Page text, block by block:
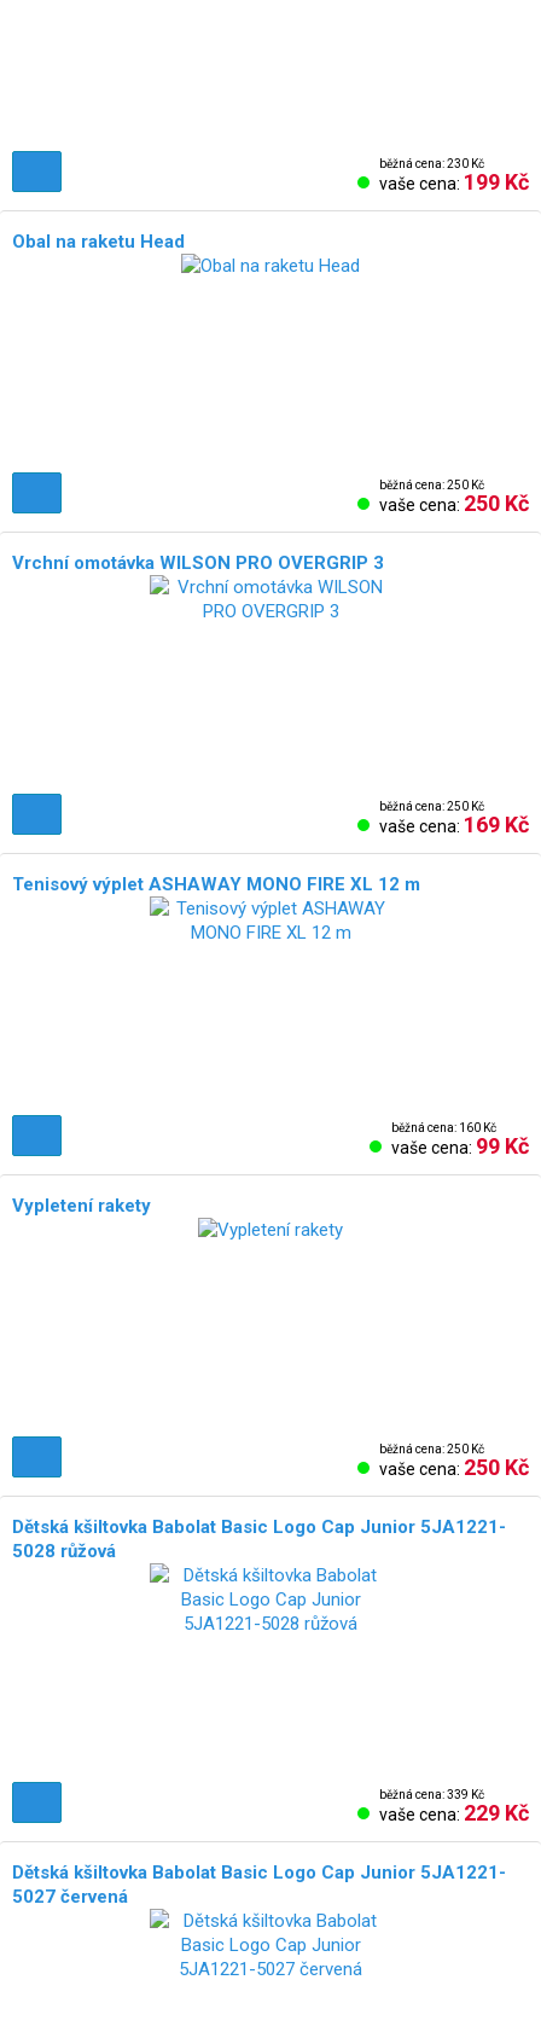
běžná cena: 230 Kč
vaše cena: 199 Kč
Obal na raketu Head
běžná cena: 250 Kč
vaše cena: 250 Kč
Vrchní omotávka WILSON PRO OVERGRIP 3
běžná cena: 250 Kč
vaše cena: 169 Kč
Tenisový výplet ASHAWAY MONO FIRE XL 12 m
běžná cena: 160 Kč
vaše cena: 99 Kč
Vypletení rakety
běžná cena: 250 Kč
vaše cena: 250 Kč
Dětská kšiltovka Babolat Basic Logo Cap Junior 5JA1221-
5028 růžová
běžná cena: 339 Kč
vaše cena: 229 Kč
Dětská kšiltovka Babolat Basic Logo Cap Junior 5JA1221-
5027 červená